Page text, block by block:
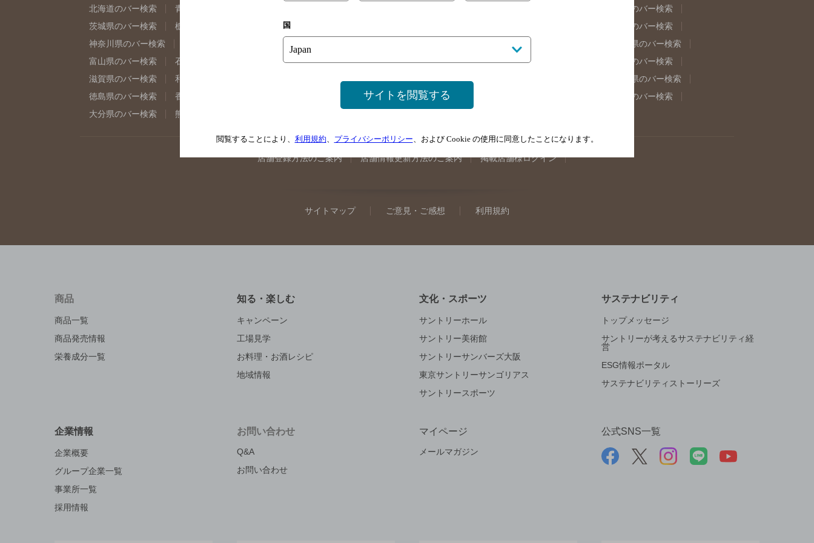
北海道のバー検索 青森県のバー検索
福島県のバー検索
茨城県のバー検索
栃木県のバー検索 群馬県のバー検索
東京都のバー検索
神奈川県のバー検索
埼玉県のバー検索
岐阜県のバー検索
富山県のバー検索
石川県のバー検索 福井県のバー検索 大阪府のバー検索 京都府のバー検索 兵庫県のバー検索
奈良県のバー検索
滋賀県のバー検索
和歌山県のバー検索 岡山県のバー検索 山口県のバー検索
島根県のバー検索
徳島県のバー検索
香川県のバー検索 高知県のバー検索 福岡県のバー検索
佐賀県のバー検索
大分県のバー検索
熊本県のバー検索
店舗登録方法のご案内 店舗情報更新方法のご案内 掲載店舗様ログイン
サイトマップ ご意見・ご感想 利用規約
商品
商品一覧
商品発売情報
栄養成分一覧
知る・楽しむ
キャンペーン
工場見学
お料理・お酒レシピ
地域情報
文化・スポーツ
サントリーホール
サントリー美術館
サントリーサンバーズ大阪
東京サントリーサンゴリアス
サントリースポーツ
サステナビリティ
トップメッセージ
サントリーが考えるサステナビリティ経
営
ESG情報ポータル
サステナビリティストーリーズ
企業情報
企業概要
グループ企業一覧
事業所一覧
採用情報
お問い合わせ
Q&A
お問い合わせ
マイページ
メールマガジン
公式SNS一覧
国
サイトを閲覧する
閲覧することにより、 利用規約、 プライバシーポリシー、および Cookie の使用に同意したことになります。